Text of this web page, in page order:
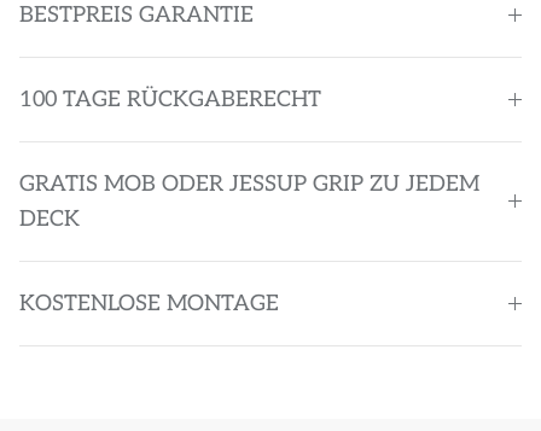
BESTPREIS GARANTIE
100 TAGE RÜCKGABERECHT
GRATIS MOB ODER JESSUP GRIP ZU JEDEM
DECK
KOSTENLOSE MONTAGE